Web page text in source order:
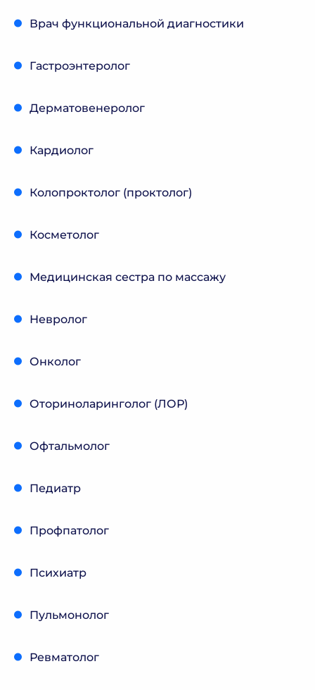
Врач функциональной диагностики
Гастроэнтеролог
Дерматовенеролог
Кардиолог
Колопроктолог (проктолог)
Косметолог
Медицинская сестра по массажу
Невролог
Онколог
Оториноларинголог (ЛОР)
Офтальмолог
Педиатр
Профпатолог
Психиатр
Пульмонолог
Ревматолог